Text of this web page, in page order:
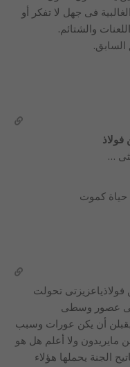
فى جهل لا تفكر أو
والشتائم.
السابق.
…
حياة كموت
تحولت
عصور وسطى
يقبلن أن يكن عورات وسبب
مايريدون ولا أعلم هل هو
الجنة يحملها هؤلاء